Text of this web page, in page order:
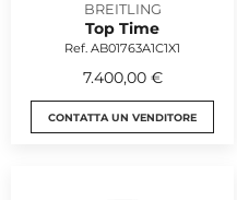
BREITLING
Top Time
Ref. AB01763A1C1X1
7.400,00 €
CONTATTA UN VENDITORE